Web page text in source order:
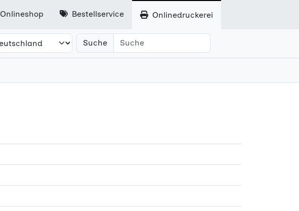
Onlineshop Bestellservice Onlinedruckerei
Suche